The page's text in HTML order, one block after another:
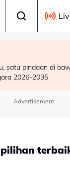
Ambank
India namakan
Zangnan
satu pindaan di
2026-2035
Advertisement